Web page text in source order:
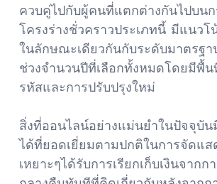
ควบคู่ไปกับผู้คนที่แตกต่างกันไปบน
โครงร่างชั่วคราวประเภทนี้ มีแนว
ในลักษณะเดียวกันกับระดับมาตรฐ
ช่วงจำนวนปีที่เลือกทั้งหมดโดยมีพื้น
รหัสและการปรับปรุงใหม่
สิ่งที่ออนไลน์อย่างแม่นยำในปัจจุบัน
ได้ที่ยอดเยี่ยมตามปกติในการจัดแส
เหยาะๆได้รับการเรียกเก็บเงินจาก